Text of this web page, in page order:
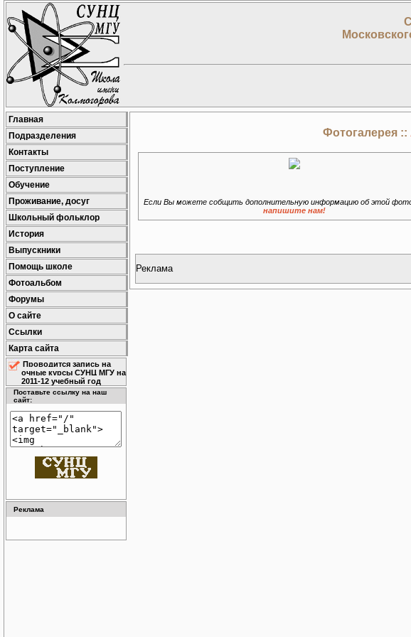
Главная
Подразделения
Контакты
Поступление
Обучение
Проживание, досуг
Школьный фольклор
История
Выпускники
Помощь школе
Фотоальбом
Форумы
О сайте
Ссылки
Карта сайта
Проводится запись на
очные курсы СУНЦ МГУ на
2011-12 учебный год
Поставьте ссылку на наш
сайт:
Реклама
Фотогалерея ::
Если Вы можете собщить дополнительную информацию об этой
напишите нам!
Реклама